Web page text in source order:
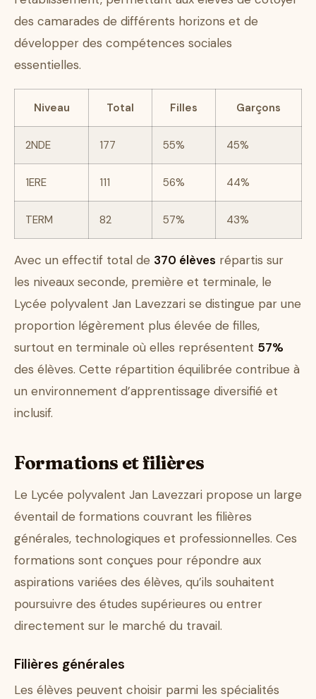
des camarades de différents horizons et de
développer des compétences sociales
essentielles.
Niveau Total Filles Garçons
2NDE 177 55% 45%
1ERE 111 56% 44%
TERM 82 57% 43%
Avec un effectif total de 370 élèves répartis sur
les niveaux seconde, première et terminale, le
Lycée polyvalent Jan Lavezzari se distingue par une
proportion légèrement plus élevée de filles,
surtout en terminale où elles représentent 57%
des élèves. Cette répartition équilibrée contribue à
un environnement d’apprentissage diversifié et
inclusif.
Formations et filières
Le Lycée polyvalent Jan Lavezzari propose un large
éventail de formations couvrant les filières
générales, technologiques et professionnelles. Ces
formations sont conçues pour répondre aux
aspirations variées des élèves, qu’ils souhaitent
poursuivre des études supérieures ou entrer
directement sur le marché du travail.
Filières générales
Les élèves peuvent choisir parmi les spécialités